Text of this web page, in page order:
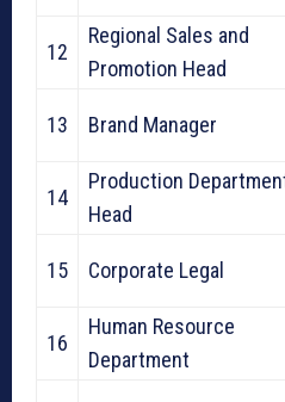
12
Regional Sales and
Promotion Head
13 Brand Manager
14
Production
Head
15 Corporate Legal
16
Human Resource
Department